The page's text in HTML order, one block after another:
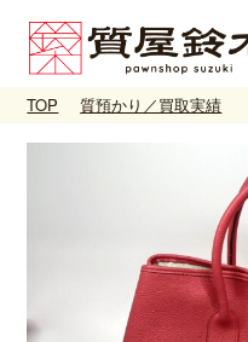
TOP 質預かり／買取実績